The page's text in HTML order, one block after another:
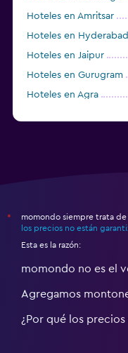
Hoteles en Amritsar
Hoteles en Hyderabad
Hoteles en Jaipur
Hoteles en Gurugram
Hoteles en Agra
*
momondo siempre trata
los precios no están
Esta es la razón:
momondo no es el
Agregamos
¿Por qué los